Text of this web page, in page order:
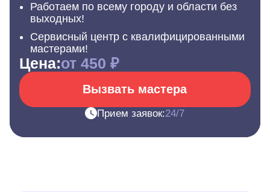
Работаем по всему городу и области без
выходных!
Сервисный центр с квалифицированными
мастерами!
Цена:от 450 ₽
Вызвать мастера
Прием заявок:24/7